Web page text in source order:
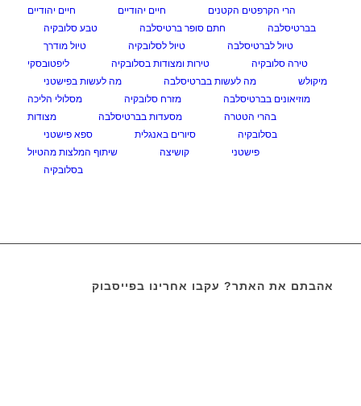
הרי הקרפטים הקטנים
חיים יהודיים
חיים יהודיים
בברטיסלבה
חתם סופר ברטיסלבה
טבע סלובקיה
טיול לברטיסלבה
טיול לסלובקיה
טיול מודרך
טירה סלובקיה
טירות ומצודות בסלובקיה
ליפטובסקי
מיקולש
מה לעשות בברטיסלבה
מה לעשות בפישטני
מוזיאונים בברטיסלבה
מזרח סלובקיה
מסלולי הליכה
בהרי הטטרה
מסעדות בברטיסלבה
מצודות
בסלובקיה
סיורים באנגלית
ספא פישטני
פישטני
קושיצה
שיתוף המלצות מהטיול
בסלובקיה
אהבתם את האתר? עקבו אחרינו בפייסבוק